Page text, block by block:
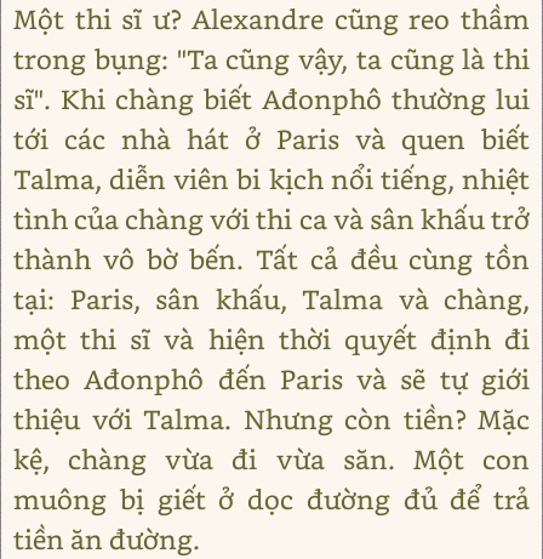
Một thi sĩ ư? Alexandre cũng reo thầm
trong bụng: "Ta cũng vậy, ta cũng là thi
sĩ". Khi chàng biết Ađonphô thường lui
tới các nhà hát ở Paris và quen biết
Talma, diễn viên bi kịch nổi tiếng, nhiệt
tình của chàng với thi ca và sân khấu trở
thành vô bờ bến. Tất cả đều cùng tồn
tại: Paris, sân khấu, Talma và chàng,
một thi sĩ và hiện thời quyết định đi
theo Ađonphô đến Paris và sẽ tự giới
thiệu với Talma. Nhưng còn tiền? Mặc
kệ, chàng vừa đi vừa săn. Một con
muông bị giết ở dọc đường đủ để trả
tiền ăn đường.